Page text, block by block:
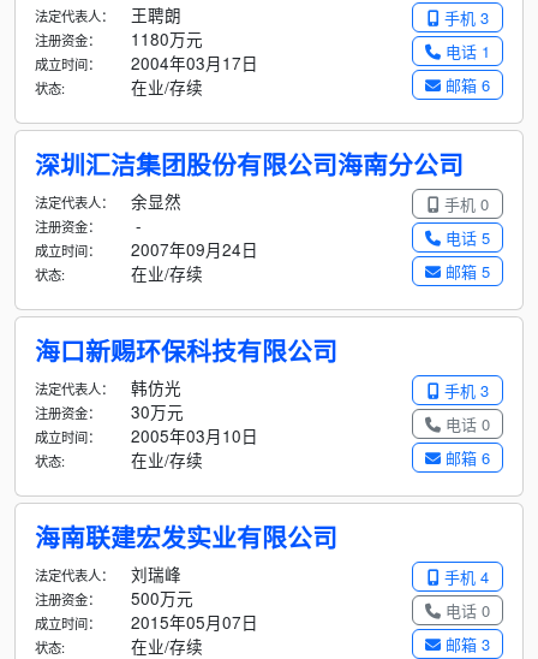
手机 3
电话 1
邮箱 6
法定代表人： 王聘朗
注册资金： 1180万元
成立时间： 2004年03月17日
状态: 在业/存续
深圳汇洁集团股份有限公司海南分公司
手机 0
电话 5
邮箱 5
法定代表人： 余显然
注册资金： -
成立时间： 2007年09月24日
状态: 在业/存续
海口新赐环保科技有限公司
手机 3
电话 0
邮箱 6
法定代表人： 韩仿光
注册资金： 30万元
成立时间： 2005年03月10日
状态: 在业/存续
海南联建宏发实业有限公司
手机 4
电话 0
邮箱 3
法定代表人： 刘瑞峰
注册资金： 500万元
成立时间： 2015年05月07日
状态: 在业/存续